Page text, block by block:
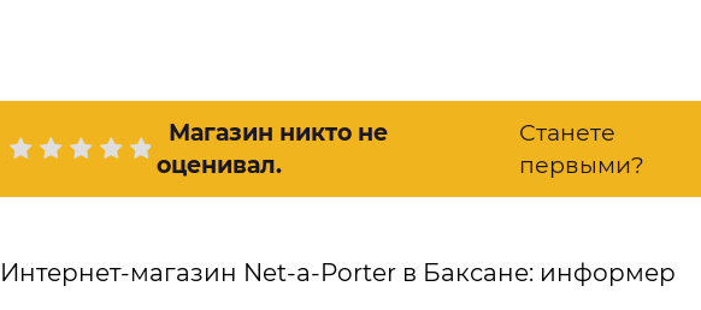
Магазин никто не
оценивал.
Станете
первыми?
Интернет-магазин Net-a-Porter в Баксане: информер